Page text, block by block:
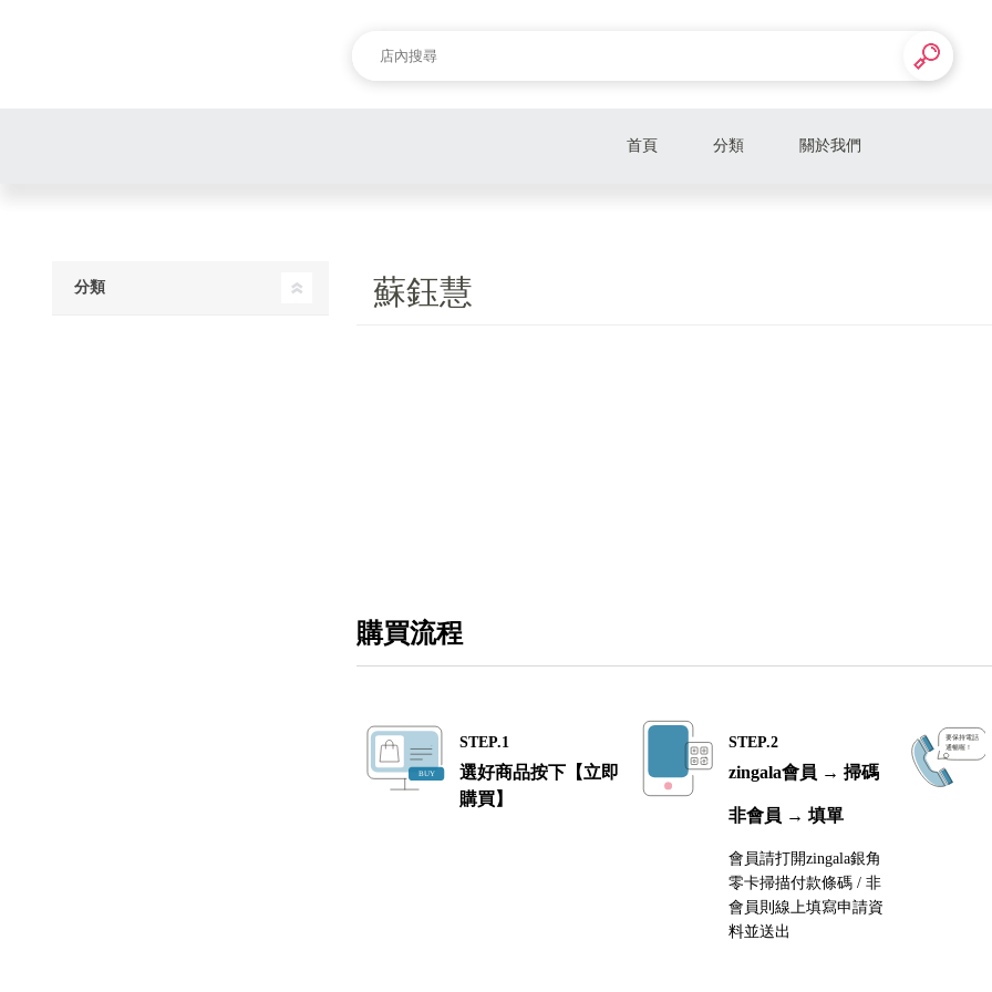
首頁 分類 關於我們
蘇鈺慧
購買流程
STEP.1
選好商品按下【立即
購買】
STEP.2
zingala會員 → 掃碼
非會員 → 填單
會員請打開zingala銀角
零卡掃描付款條碼 / 非
會員則線上填寫申請資
料並送出
分類